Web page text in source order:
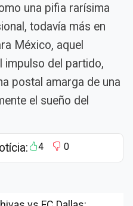
una pifia rarísima
todavía más en
México, aquel
impulso del partido,
postal amarga de una
el sueño del
4 0